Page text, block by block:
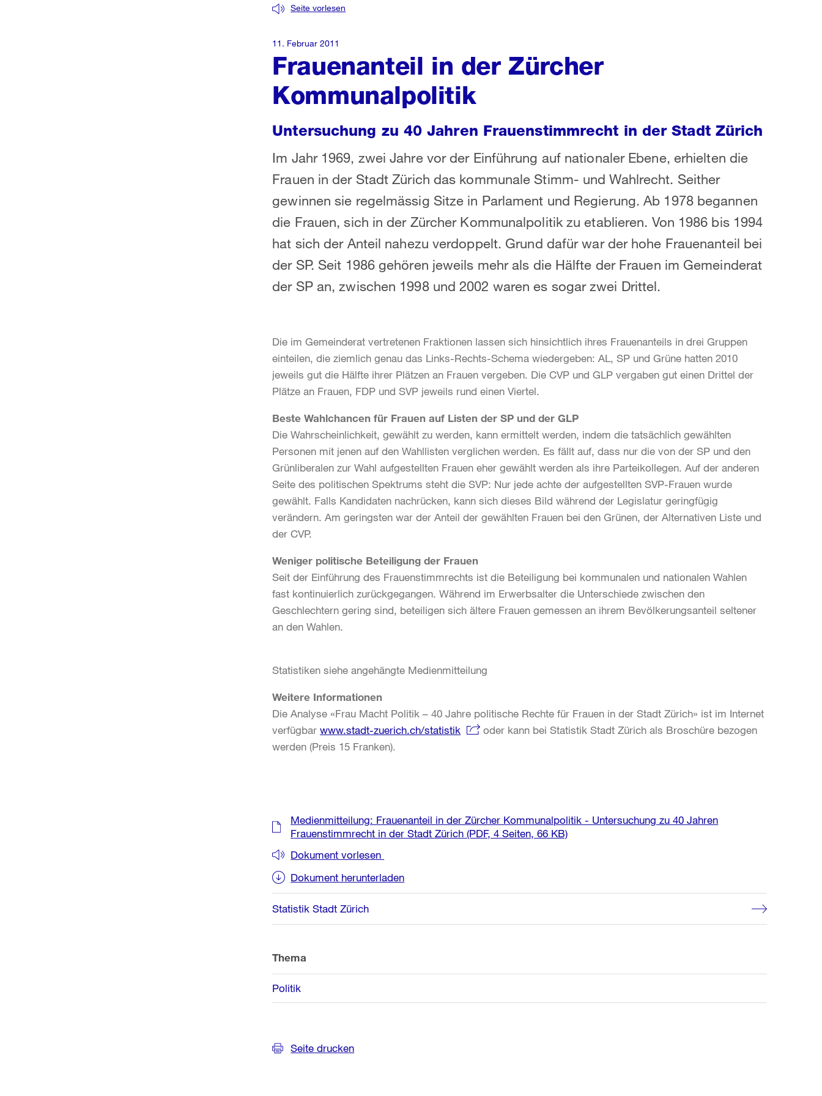
Frauenanteil in der Zürcher
Kommunalpolitik
Seite vorlesen
Untersuchung zu 40 Jahren Frauenstimmrecht in der Stadt Zürich
Im Jahr 1969, zwei Jahre vor der Einführung auf nationaler Ebene, erhielten die
Frauen in der Stadt Zürich das kommunale Stimm- und Wahlrecht. Seither
gewinnen sie regelmässig Sitze in Parlament und Regierung. Ab 1978 begannen
die Frauen, sich in der Zürcher Kommunalpolitik zu etablieren. Von 1986 bis 1994
hat sich der Anteil nahezu verdoppelt. Grund dafür war der hohe Frauenanteil bei
der SP. Seit 1986 gehören jeweils mehr als die Hälfte der Frauen im Gemeinderat
der SP an, zwischen 1998 und 2002 waren es sogar zwei Drittel.
11. Februar 2011
Die im Gemeinderat vertretenen Fraktionen lassen sich hinsichtlich ihres Frauenanteils in drei Gruppen
einteilen, die ziemlich genau das Links-Rechts-Schema wiedergeben: AL, SP und Grüne hatten 2010
jeweils gut die Hälfte ihrer Plätzen an Frauen vergeben. Die CVP und GLP vergaben gut einen Drittel der
Plätze an Frauen, FDP und SVP jeweils rund einen Viertel.
Beste Wahlchancen für Frauen auf Listen der SP und der GLP
Die Wahrscheinlichkeit, gewählt zu werden, kann ermittelt werden, indem die tatsächlich gewählten
Personen mit jenen auf den Wahllisten verglichen werden. Es fällt auf, dass nur die von der SP und den
Grünliberalen zur Wahl aufgestellten Frauen eher gewählt werden als ihre Parteikollegen. Auf der anderen
Seite des politischen Spektrums steht die SVP: Nur jede achte der aufgestellten SVP-Frauen wurde
gewählt. Falls Kandidaten nachrücken, kann sich dieses Bild während der Legislatur geringfügig
verändern. Am geringsten war der Anteil der gewählten Frauen bei den Grünen, der Alternativen Liste und
der CVP.
Weniger politische Beteiligung der Frauen
Seit der Einführung des Frauenstimmrechts ist die Beteiligung bei kommunalen und nationalen Wahlen
fast kontinuierlich zurückgegangen. Während im Erwerbsalter die Unterschiede zwischen den
Geschlechtern gering sind, beteiligen sich ältere Frauen gemessen an ihrem Bevölkerungsanteil seltener
an den Wahlen.
Statistiken siehe angehängte Medienmitteilung
Weitere Informationen
Die Analyse «Frau Macht Politik – 40 Jahre politische Rechte für Frauen in der Stadt Zürich» ist im Internet
verfügbarwww.stadt-zuerich.ch/statistik
oder kann bei Statistik Stadt Zürich als Broschüre bezogen
werden (Preis 15 Franken).
Weitere
Informationen
Medienmitteilung: Frauenanteil in der Zürcher Kommunalpolitik - Untersuchung zu 40 Jahren
Frauenstimmrecht in der Stadt Zürich (PDF, 4 Seiten, 66 KB)
Dokument vorlesen
Dokument herunterladen
Statistik Stadt Zürich
Thema
Politik
Seite drucken